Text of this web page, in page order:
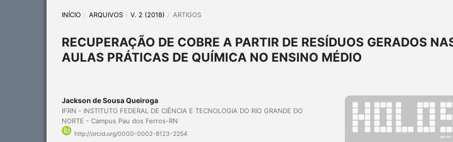
INÍCIO / ARQUIVOS / V. 2 (2018) / ARTIGOS
RECUPERAÇÃO DE COBRE A PARTIR DE RESÍDUOS GERADOS
AULAS PRÁTICAS DE QUÍMICA NO ENSINO MÉDIO
Jackson de Sousa Queiroga
IFRN - INSTITUTO FEDERAL DE CIÊNCIA E TECNOLOGIA DO RIO GRANDE DO
NORTE - Campus Pau dos Ferros-RN
http://orcid.org/0000-0002-8123-2254